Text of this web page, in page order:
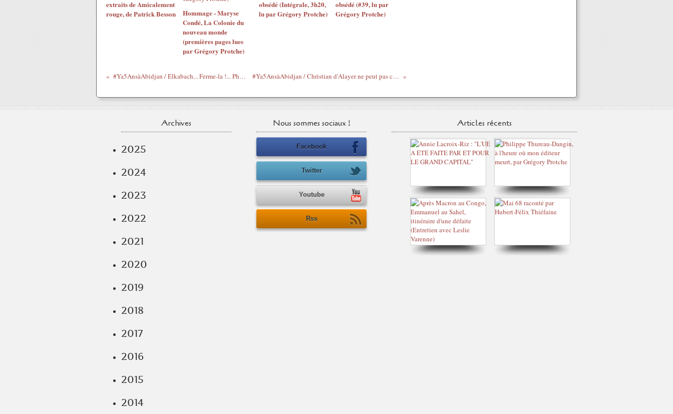
extraits de Amicalement
rouge, de Patrick Besson
Hommage - Maryse
Condé, La Colonie du
nouveau monde
(premières pages lues
par Grégory Protche)
obsédé (Intégrale, 3h20,
lu par Grégory Protche)
obsédé (#39, lu par
Grégory Protche)
#Ya5AnsàAbidjan / Elkabach... Ferme-la !... Physiquement ! (#ProcèsGbagbo #CPI #DevoirDhistoire) #Ya5AnsàAbidjan / Christian d'Alayer ne peut pas condamner Gbagbo (#DevoirDhistoire #CPI #ProcèsGbagbo)
Archives
2025
2024
2023
2022
2021
2020
2019
2018
2017
2016
2015
2014
Nous sommes sociaux !
Facebook
Twitter
Youtube
Rss
Articles récents